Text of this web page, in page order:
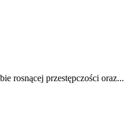
rosnącej przestępczości oraz...